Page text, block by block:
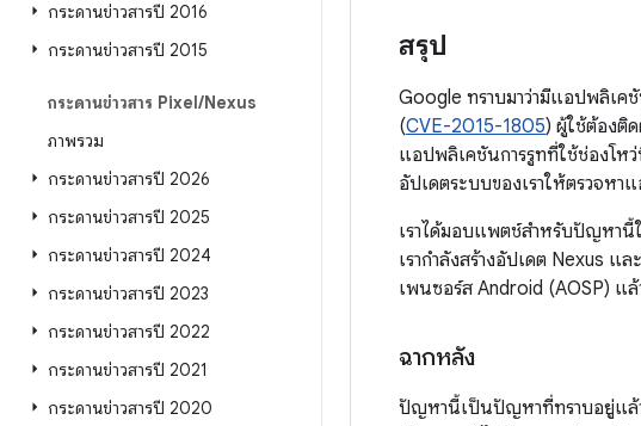
กระดานข่าวสารปี 2016
กระดานข่าวสารปี 2015
กระดานข่าวสาร Pixel/Nexus
ภาพรวม
กระดานข่าวสารปี 2026
กระดานข่าวสารปี 2025
กระดานข่าวสารปี 2024
กระดานข่าวสารปี 2023
กระดานข่าวสารปี 2022
กระดานข่าวสารปี 2021
กระดานข่าวสารปี 2020
สรุป
Google ทราบมาว่ามีแอปพลิเค
(CVE-2015-1805) ผู้ใช้ต้องติ
แอปพลิเคชันการรูทที่ใช้ช่องโห
อัปเดตระบบของเราให้ตรวจห
เราได้มอบแพตช์สำหรับปัญหานี้
เรากำลังสร้างอัปเดต Nexus
เพนซอร์ส Android (AOSP) แล้
ฉากหลัง
ปัญหานี้เป็นปัญหาที่ทราบอยู่แล้ว